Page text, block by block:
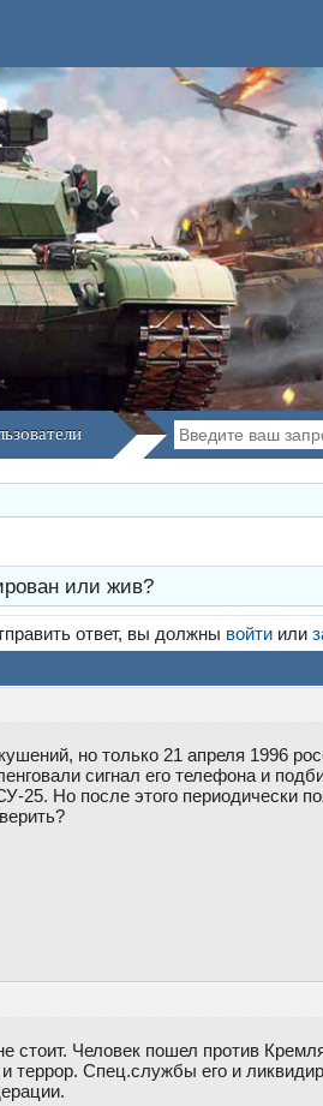
или жив?
ответ, вы должны войти или
но только 21 апреля 1996
сигнал его телефона и
25. Но после этого периодически
стоит. Человек пошел против
террор. Спец.службы его и